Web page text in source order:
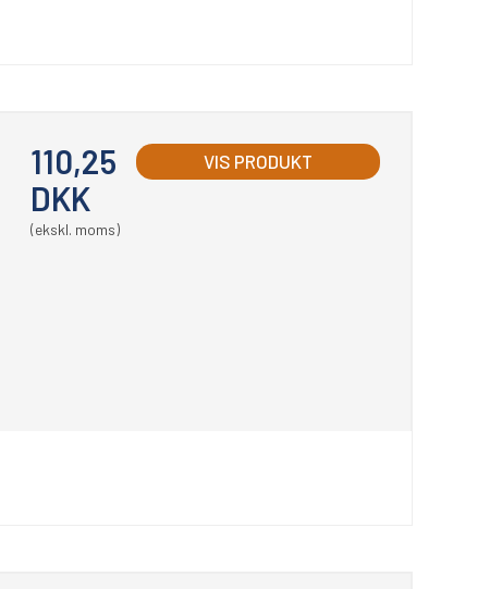
110,25
DKK
(ekskl. moms)
VIS PRODUKT